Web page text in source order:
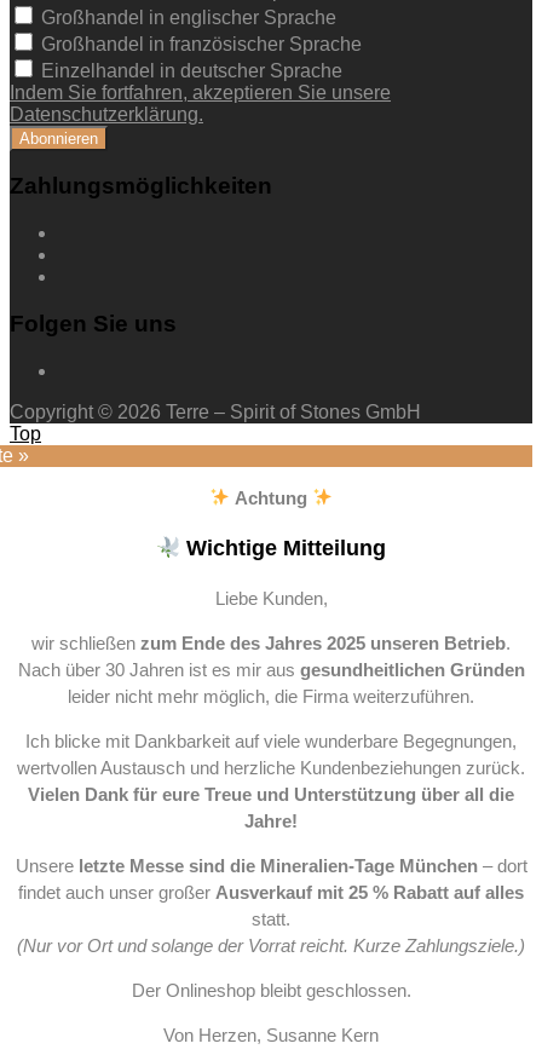
Großhandel in englischer Sprache
Großhandel in französischer Sprache
Einzelhandel in deutscher Sprache
Indem Sie fortfahren, akzeptieren Sie unsere
Datenschutzerklärung.
Zahlungsmöglichkeiten
Folgen Sie uns
Copyright © 2026 Terre – Spirit of Stones GmbH
Top
»
Achtung
Wichtige Mitteilung
Liebe Kunden,
wir schließen zum Ende des Jahres 2025 unseren Betrieb.
Nach über 30 Jahren ist es mir aus gesundheitlichen Gründen
leider nicht mehr möglich, die Firma weiterzuführen.
Ich blicke mit Dankbarkeit auf viele wunderbare Begegnungen,
wertvollen Austausch und herzliche Kundenbeziehungen zurück.
Vielen Dank für eure Treue und Unterstützung über all die
Jahre!
Unsere letzte Messe sind die Mineralien-Tage München– dort
findet auch unser großer Ausverkauf mit 25 % Rabatt auf alles
statt.
(Nur vor Ort und solange der Vorrat reicht. Kurze Zahlungsziele.)
Der Onlineshop bleibt geschlossen.
Von Herzen, Susanne Kern